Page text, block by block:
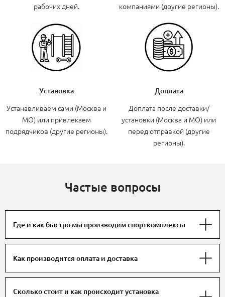
рабочих дней.
компаниями (другие регионы).
Установка
Устанавливаем сами (Москва и
МО) или привлекаем
подрядчиков (другие регионы).
Доплата
Доплата после доставки/
установки (Москва и МО) или
перед отправкой (другие
регионы).
Частые вопросы
Где и как быстро мы производим спорткомплексы
Как производится оплата и доставка
Сколько стоит и как происходит установка